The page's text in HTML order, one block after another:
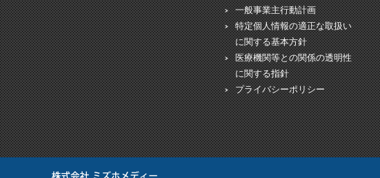
一般事業主行動計画
特定個人情報の適正な取扱い
に関する基本方針
医療機関等との関係の透明性
に関する指針
プライバシーポリシー